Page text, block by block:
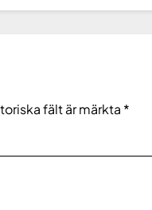
fält är märkta *